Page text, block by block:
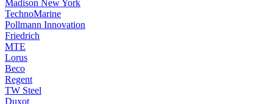
Madison New York
TechnoMarine
Pollmann Innovation
Friedrich
MTE
Lorus
Beco
Regent
TW Steel
Duxot